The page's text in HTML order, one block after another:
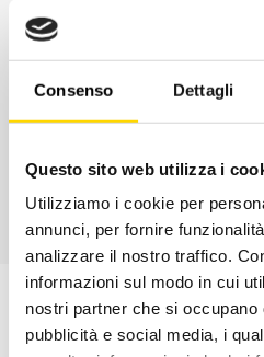
Consenso Dettagli
Questo sito web utilizza i
Utilizziamo i cookie per
annunci, per fornire
analizzare il nostro traffico.
informazioni sul modo in cui
nostri partner che si occupano
pubblicità e social media, i
Davide di RRTrek